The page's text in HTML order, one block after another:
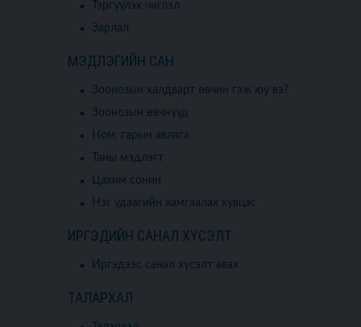
Тэргүүлэх чиглэл
Зарлал
МЭДЛЭГИЙН САН
Зоонозын халдварт өвчин гэж юу вэ?
Зоонозын өвчнүүд
Ном, гарын авлага
Таны мэдлэгт
Цахим сонин
Нэг удаагийн хамгаалах хувцас
ИРГЭДИЙН САНАЛ ХҮСЭЛТ
Иргэдээс санал хүсэлт авах
ТАЛАРХАЛ